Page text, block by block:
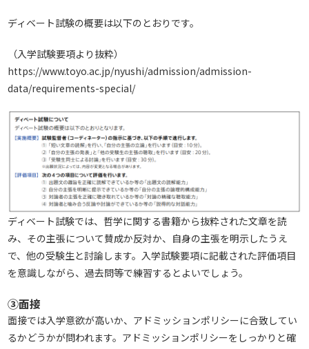
ディベート試験の概要は以下のとおりです。
（入学試験要項より抜粋）
https://www.toyo.ac.jp/nyushi/admission/admission-
data/requirements-special/
ディベート試験では、哲学に関する書籍から抜粋された文章を読
み、その主張について賛成か反対か、自身の主張を明示したうえ
で、他の受験生と討論します。入学試験要項に記載された評価項目
を意識しながら、過去問等で練習するとよいでしょう。
③面接
面接では入学意欲が高いか、アドミッションポリシーに合致してい
るかどうかが問われます。アドミッションポリシーをしっかりと確